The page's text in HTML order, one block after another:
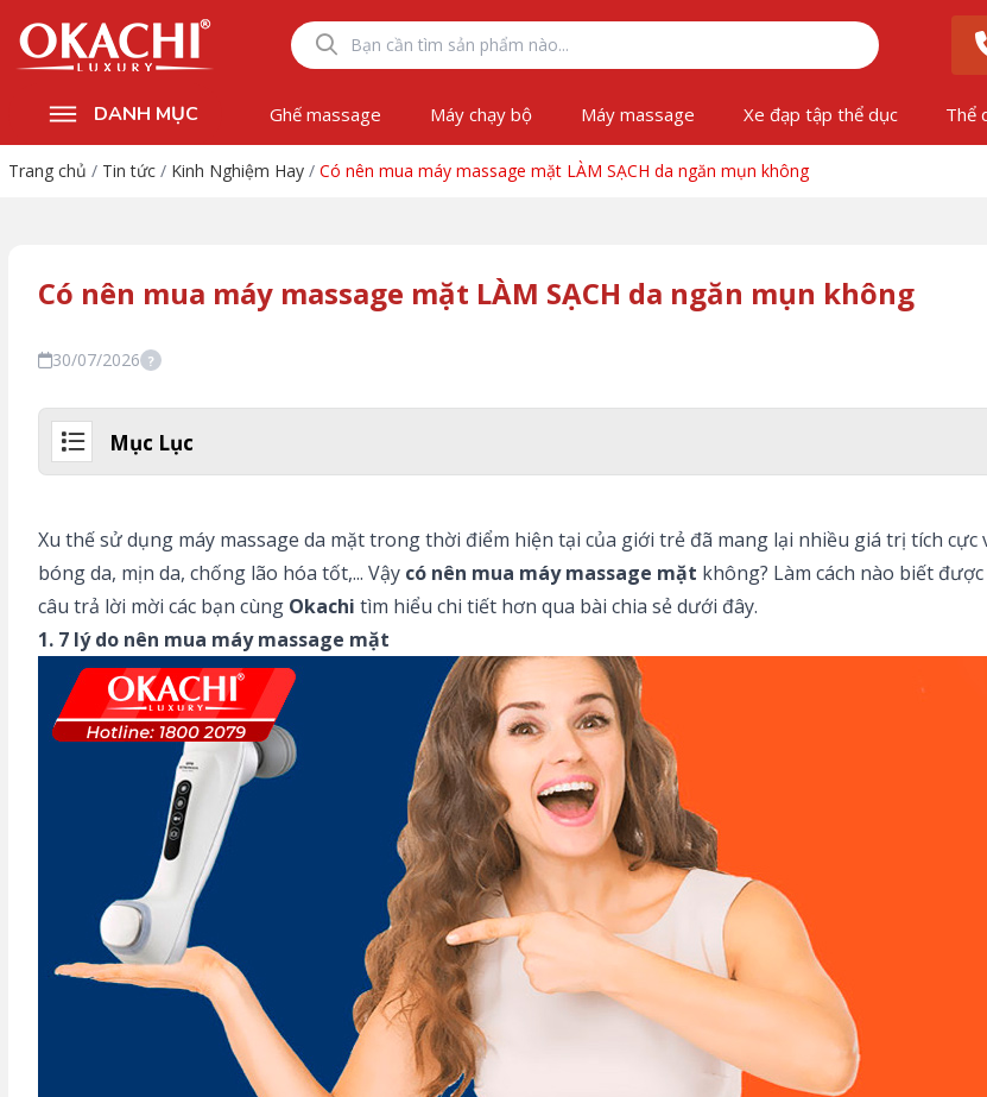
DANH MỤC Ghế massage Máy chạy bộ Máy massage Xe đạp tập thể dục Thể
Trang chủ / Tin tức / Kinh Nghiệm Hay / Có nên mua máy massage mặt LÀM SẠCH da ngăn mụn không
Có nên mua máy massage mặt LÀM SẠCH da ngăn mụn không
30/07/2026 ?
Mục Lục
Xu thế sử dụng máy massage da mặt trong thời điểm hiện tại của giới trẻ đã mang lại nhiều giá trị tích
bóng da, mịn da, chống lão hóa tốt,... Vậy có nên mua máy massage mặt không? Làm cách nào biết
câu trả lời mời các bạn cùng Okachi tìm hiểu chi tiết hơn qua bài chia sẻ dưới đây.
1. 7 lý do nên mua máy massage mặt